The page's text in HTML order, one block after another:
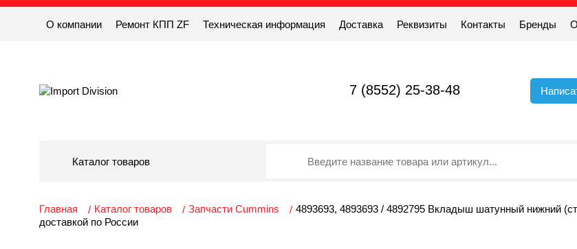
О компании Ремонт КПП ZF Техническая информация Доставка Реквизиты Контакты Бренды
7 (8552) 25-38-48
Каталог товаров
Главная Каталог товаров Запчасти Cummins
4893693, 4893693 / 4892795 Вкладыш шатунный нижний
доставкой по России